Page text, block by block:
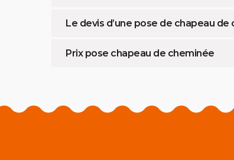
Le devis d’une pose de chapeau
Prix pose chapeau de cheminée